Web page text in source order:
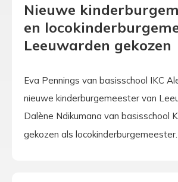
Nieuwe
en
Leeuwarden gekozen
Eva Pennings van basisschool IKC
nieuwe kinderburgemeester van
Dalène Ndikumana van basisschool
gekozen als locokinderburgemeester.